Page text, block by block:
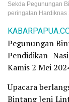
Sekda Pegunungan
peringatan Hardiknas
Pegunungan
Pendidikan
Kamis 2 Mei
Upacara
Bintang Jeni